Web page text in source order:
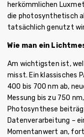
herkömmlichen
die photosynthetisch
tatsächlich genutzt
Wie man ein
Am wichtigsten ist,
misst. Ein klassisches
400 bis 700 nm ab,
Messung bis zu 750
Photosynthese
Datenverarbeitung –
Momentanwert an,